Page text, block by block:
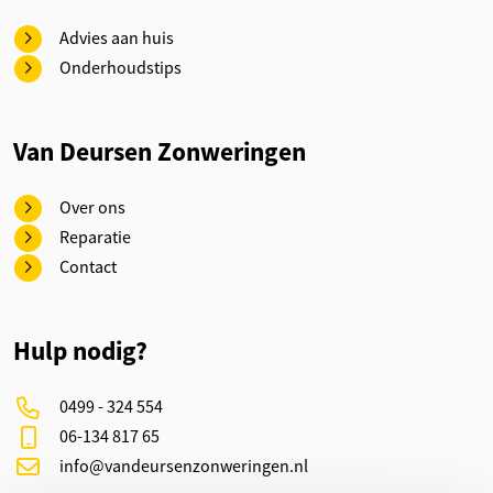
Advies aan huis
Onderhoudstips
Van Deursen Zonweringen
Over ons
Reparatie
Contact
Hulp nodig?
0499 - 324 554
06-134 817 65
info@vandeursenzonweringen.nl